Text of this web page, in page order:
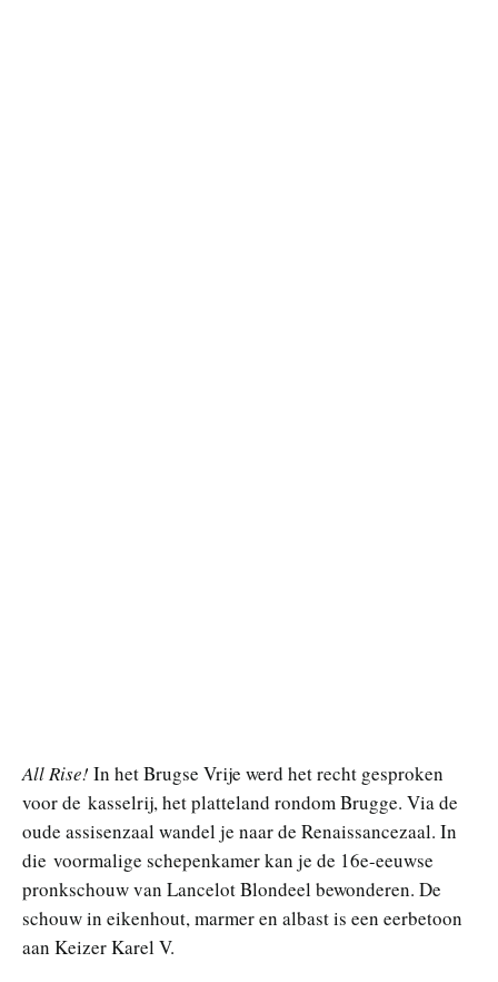
All Rise! In het Brugse Vrije werd het recht gesproken
voor de kasselrij, het platteland rondom Brugge. Via de
oude assisenzaal wandel je naar de Renaissancezaal. In
die voormalige schepenkamer kan je de 16e-eeuwse
pronkschouw van Lancelot Blondeel bewonderen. De
schouw in eikenhout, marmer en albast is een eerbetoon
aan Keizer Karel V.